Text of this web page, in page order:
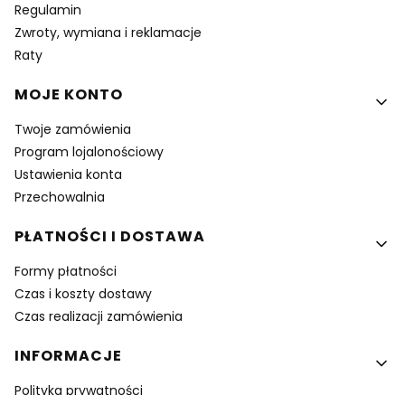
Regulamin
Zwroty, wymiana i reklamacje
Raty
MOJE KONTO
Twoje zamówienia
Program lojalonościowy
Ustawienia konta
Przechowalnia
PŁATNOŚCI I DOSTAWA
Formy płatności
Czas i koszty dostawy
Czas realizacji zamówienia
INFORMACJE
Polityka prywatności